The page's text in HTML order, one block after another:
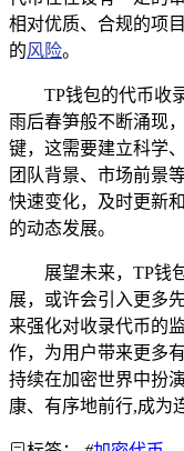
相对优质、合规的项
的风险。
TP钱包的代币收
雨后春笋般不断涌现
键，这需要建立科学
团队背景、市场前景
快速变化，及时更新
的动态发展。
展望未来，TP钱
展，或许会引入更多
来强化对收录代币的
作，为用户带来更多
持续在加密世界中扮
康、有序地前行,成为